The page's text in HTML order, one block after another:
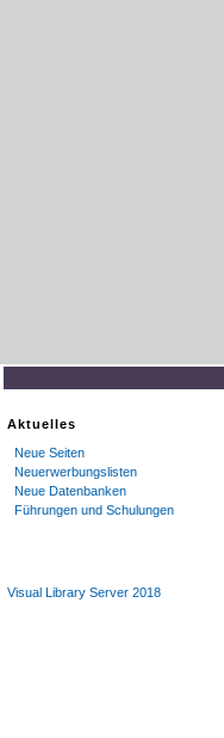
Aktuelles
Neue Seiten
Neuerwerbungslisten
Neue Datenbanken
Führungen und Schulungen
Visual Library Server 2018